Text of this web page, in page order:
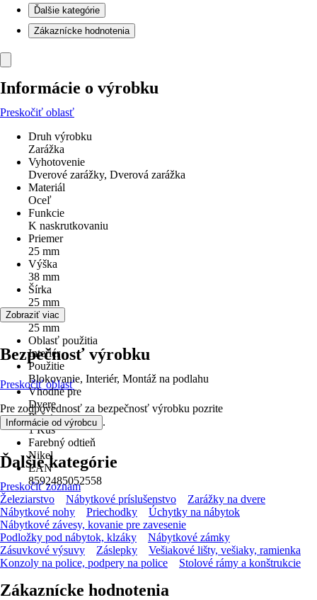
Ďalšie kategórie
Zákaznícke hodnotenia
Informácie o výrobku
Preskočiť oblasť
Druh výrobku
Zarážka
Vyhotovenie
Dverové zarážky, Dverová zarážka
Materiál
Oceľ
Funkcie
K naskrutkovaniu
Priemer
25 mm
Výška
38 mm
Šírka
25 mm
Dĺžka
25 mm
Oblasť použitia
Interiér
Použitie
Blokovanie, Interiér, Montáž na podlahu
Vhodné pre
Dvere
Počet
1 Kus
Farebný odtieň
Nikel
EAN
8592485052558
Zobraziť viac
Bezpečnosť výrobku
Preskočiť oblasť
Pre zodpovednosť za bezpečnosť výrobku pozrite
Informácie od výrobcu .
Ďalšie kategórie
Preskočiť zoznam
Železiarstvo
Nábytkové príslušenstvo
Zarážky na dvere
Nábytkové nohy
Priechodky
Úchytky na nábytok
Nábytkové závesy, kovanie pre zavesenie
Podložky pod nábytok, klzáky
Nábytkové zámky
Zásuvkové výsuvy
Záslepky
Vešiakové lišty, vešiaky, ramienka
Konzoly na police, podpery na police
Stolové rámy a konštrukcie
Zákaznícke hodnotenia